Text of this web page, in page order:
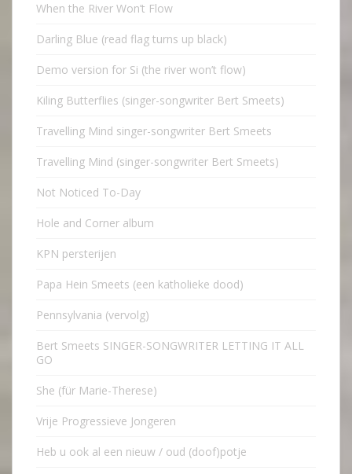
When the River Won’t Flow
Darling Blue (read flag turns up black)
Demo version for Si (the river won’t flow)
Kiling Butterflies (singer-songwriter Bert Smeets)
Travelling Mind singer-songwriter Bert Smeets
Travelling Mind (singer-songwriter Bert Smeets)
Not Noticed To-Day
Hole and Corner album
KPN persterijen
Papa Hein Smeets (een katholieke dood)
Pennsylvania (vervolg)
Bert Smeets SINGER-SONGWRITER LETTING IT ALL
GO
She (für Marie-Therese)
Vrije Progressieve Jongeren
Heb u ook al een nieuw / oud (doof)potje